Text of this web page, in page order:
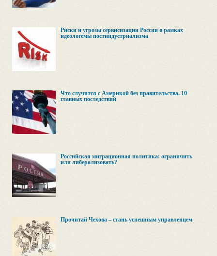
Риски и угрозы сервисизации России в рамках
идеологемы постиндустриализма
Что случится с Америкой без правительства. 10
главных последствий
Российская миграционная политика: ограничить
или либерализовать?
Прочитай Чехова – стань успешным управленцем